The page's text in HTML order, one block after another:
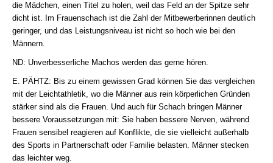
die Mädchen, einen Titel zu holen, weil das Feld an der Spitze sehr
dicht ist. Im Frauenschach ist die Zahl der Mitbewerberinnen deutlich
geringer, und das Leistungsniveau ist nicht so hoch wie bei den
Männern.
ND: Unverbesserliche Machos werden das gerne hören.
E. PÄHTZ: Bis zu einem gewissen Grad können Sie das vergleichen
mit der Leichtathletik, wo die Männer aus rein körperlichen Gründen
stärker sind als die Frauen. Und auch für Schach bringen Männer
bessere Voraussetzungen mit: Sie haben bessere Nerven, während
Frauen sensibel reagieren auf Konflikte, die sie vielleicht außerhalb
des Sports in Partnerschaft oder Familie belasten. Männer stecken
das leichter weg.